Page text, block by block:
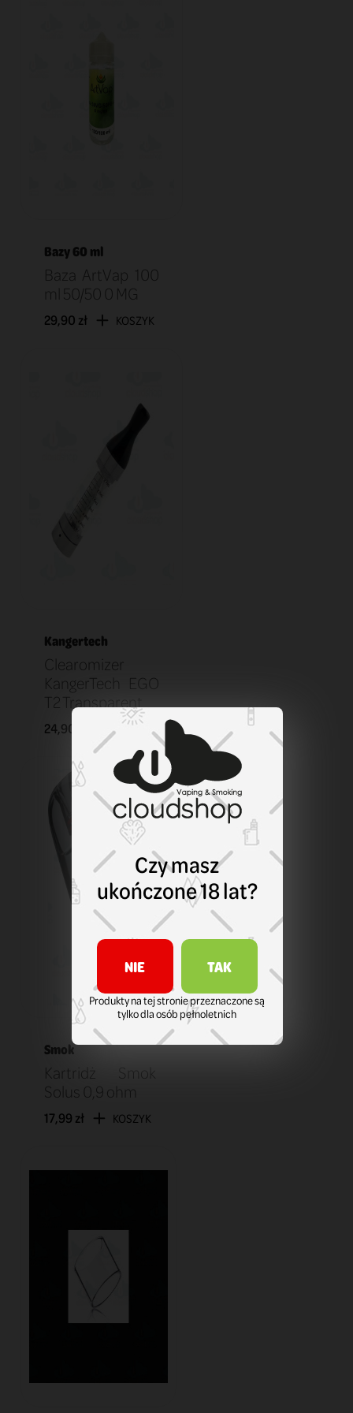
Bazy 60 ml
Baza ArtVap 100
ml 50/50 0 MG
29,90 zł KOSZYK
Kangertech
Clearomizer
KangerTech EGO
T2 Transparent
24,90 zł KOSZYK
Smok
Kartridż Smok
Solus 0,9 ohm
17,99 zł KOSZYK
Czy masz
ukończone 18 lat?
NIE TAK
Produkty na tej stronie przeznaczone są
tylko dla osób pełnoletnich